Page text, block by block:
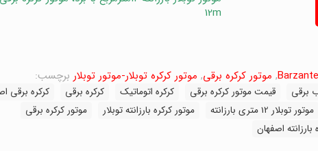
12m
, موتور کرکره برقی, موتور کرکره توبلار-موتور توبلار برچسب:
برقی قیمت موتور کرکره برقی کرکره اتوماتیک کرکره برقی
کرکره برقی
موتور توبلار 12 متری بارزانته موتور کرکره بارزانته توبلار
موتور کرکره برقی
بارزانته اصفهان